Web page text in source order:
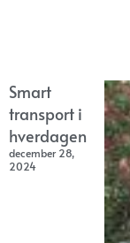
Smart
transport i
hverdagen
december 28,
2024